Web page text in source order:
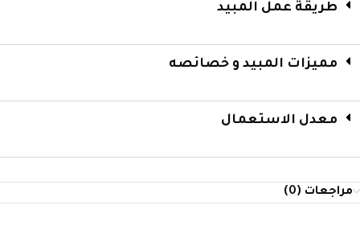
طريقة عمل المبيد
مميزات المبيد و خصائصه
معدل الاستعمال
مراجعات (0)